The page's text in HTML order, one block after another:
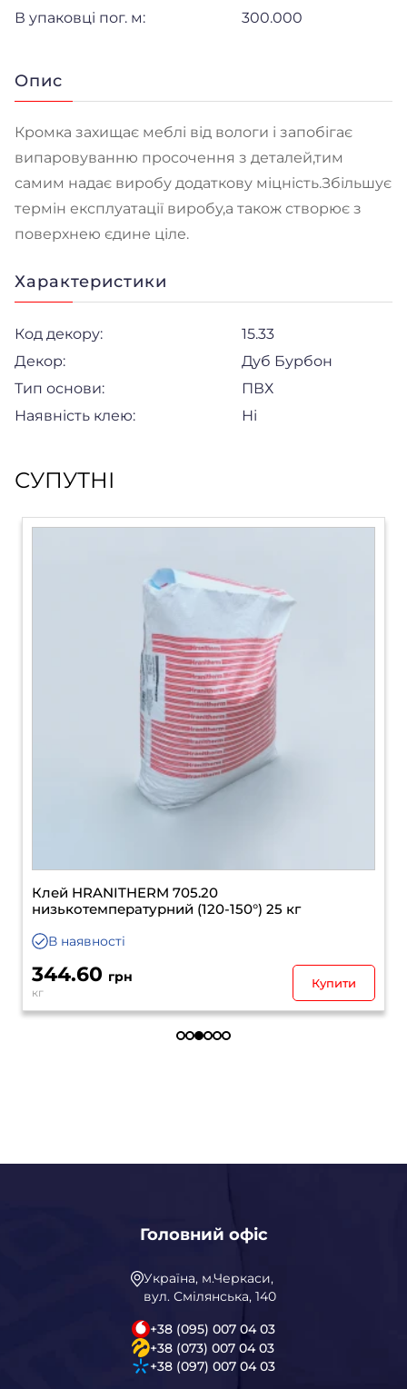
В упаковці пог. м:
300.000
Опис
Кромка захищає меблі від вологи і запобігає
випаровуванню просочення з деталей,тим
самим надає виробу додаткову міцність.Збільшує
термін експлуатації виробу,а також створює з
поверхнею єдине ціле.
Характеристики
Код декору:
15.33
Декор:
Дуб Бурбон
Тип основи:
ПВХ
Наявність клею:
Ні
СУПУТНІ
Клей HRANITHERM 705.20
низькотемпературний (120-150°) 25 кг
В наявності
344.60 грн
кг
Купити
Головний офіс
Україна, м.Черкаси,
вул. Смілянська, 140
+38 (095) 007 04 03
+38 (073) 007 04 03
+38 (097) 007 04 03